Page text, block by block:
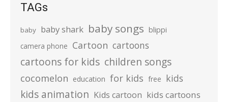
TAGs
baby baby shark baby songs blippi
camera phone Cartoon cartoons
cartoons for kids children songs
cocomelon education for kids free kids
kids animation Kids cartoon kids cartoons